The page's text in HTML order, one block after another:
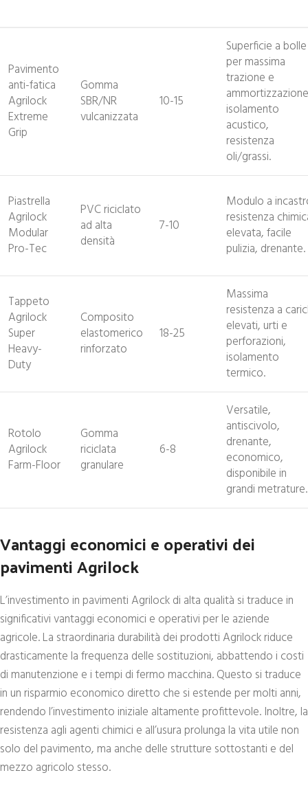
Pavimento
anti-fatica
Agrilock
Extreme
Grip
Gomma
SBR/NR
vulcanizzata
10-15
Superficie a bolle
per massima
trazione e
isolamento
acustico,
resistenza
oli/grassi.
Piastrella
Agrilock
Modular
Pro-Tec
PVC riciclato
ad alta
densità
7-10
Modulo a
resistenza
elevata, facile
pulizia, drenante.
Tappeto
Agrilock
Super
Heavy-
Duty
Composito
elastomerico
rinforzato
18-25
Massima
resistenza a
elevati, urti e
perforazioni,
isolamento
termico.
Rotolo
Agrilock
Farm-Floor
Gomma
riciclata
granulare
6-8
Versatile,
antiscivolo,
drenante,
economico,
disponibile in
grandi metrature.
Vantaggi economici e operativi dei
pavimenti Agrilock
L’investimento in pavimenti Agrilock di alta qualità si traduce in
significativi vantaggi economici e operativi per le aziende
agricole. La straordinaria durabilità dei prodotti Agrilock riduce
drasticamente la frequenza delle sostituzioni, abbattendo i costi
di manutenzione e i tempi di fermo macchina. Questo si traduce
in un risparmio economico diretto che si estende per molti anni,
rendendo l’investimento iniziale altamente profittevole. Inoltre, la
resistenza agli agenti chimici e all’usura prolunga la vita utile non
solo del pavimento, ma anche delle strutture sottostanti e del
mezzo agricolo stesso.